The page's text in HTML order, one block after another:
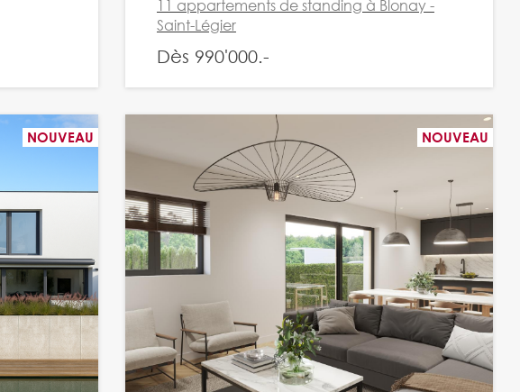
11 appartements de standing à Blonay -
Saint-Légier
Dès 990'000.-
NOUVEAU NOUVEAU